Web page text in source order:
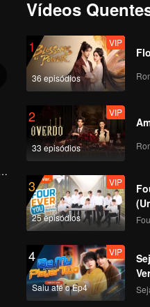
Vídeos
1
36 episódios
VIP
2
33 episódios
VIP
3
25 episódios
VIP
4
Saiu até o Ep4
VIP